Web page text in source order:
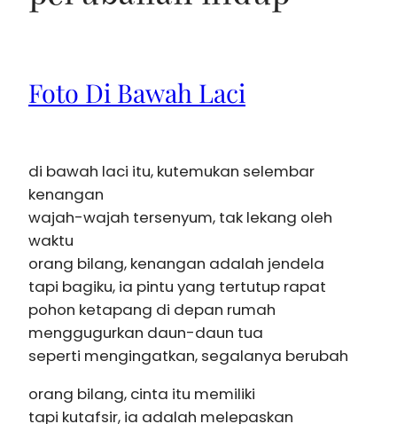
Foto Di Bawah Laci
di bawah laci itu, kutemukan selembar
kenangan
wajah-wajah tersenyum, tak lekang oleh
waktu
orang bilang, kenangan adalah jendela
tapi bagiku, ia pintu yang tertutup rapat
pohon ketapang di depan rumah
menggugurkan daun-daun tua
seperti mengingatkan, segalanya berubah
orang bilang, cinta itu memiliki
tapi kutafsir, ia adalah melepaskan